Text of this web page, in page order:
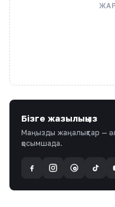
Бізге жазылыңыз
Маңызды жаңалықтар —
қосымшада.
@